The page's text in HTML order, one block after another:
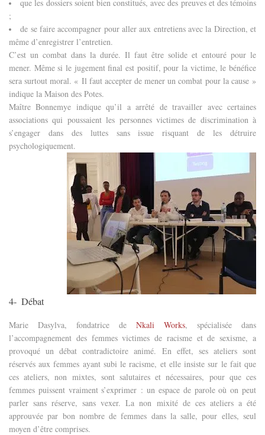
que les dossiers soient bien constitués, avec des preuves et des témoins
;
de se faire accompagner pour aller aux entretiens avec la Direction, et
même d’enregistrer l’entretien.
C’est un combat dans la durée. Il faut être solide et entouré pour le
mener. Même si le jugement final est positif, pour la victime, le bénéfice
sera surtout moral. « Il faut accepter de mener un combat pour la cause »
indique la Maison des Potes.
Maître Bonnemye indique qu’il a arrêté de travailler avec certaines
associations qui poussaient les personnes victimes de discrimination à
s’engager dans des luttes sans issue risquant de les détruire
psychologiquement.
4- Débat
Marie Dasylva, fondatrice de Nkali Works, spécialisée dans
l’accompagnement des femmes victimes de racisme et de sexisme, a
provoqué un débat contradictoire animé. En effet, ses ateliers sont
réservés aux femmes ayant subi le racisme, et elle insiste sur le fait que
ces ateliers, non mixtes, sont salutaires et nécessaires, pour que ces
femmes puissent vraiment s’exprimer : un espace de parole où on peut
parler sans réserve, sans vexer. La non mixité de ces ateliers a été
approuvée par bon nombre de femmes dans la salle, pour elles, seul
moyen d’être comprises.